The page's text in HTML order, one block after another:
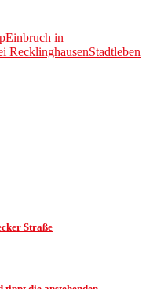
Einbruch in
RecklinghausenStadtleben
Straße